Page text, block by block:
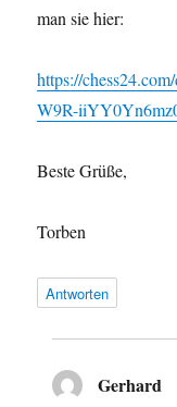
man sie hier:
https://
W9R-
Beste Grüße,
Torben
Antworten
Gerhard